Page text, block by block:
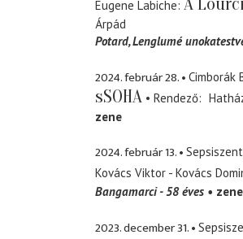
Eugene Labiche
Árpád
Potard Lenglumé
2024. február 28. Cimborák
sSOHA Rendező
zene
2024. február 13.
Kovács Viktor - Kovács
Bangamarci - 58 éves
zene
2023. december 31.